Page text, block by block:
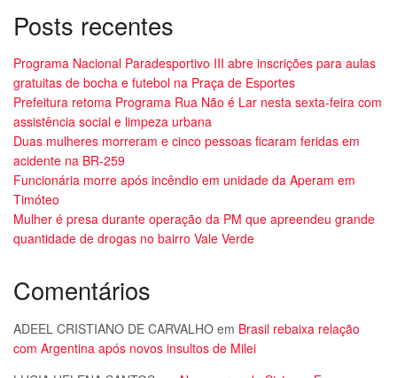
Posts recentes
Programa Nacional Paradesportivo III abre inscrições para aulas
gratuitas de bocha e futebol na Praça de Esportes
Prefeitura retoma Programa Rua Não é Lar nesta sexta-feira com
assistência social e limpeza urbana
Duas mulheres morreram e cinco pessoas ficaram feridas em
acidente na BR-259
Funcionária morre após incêndio em unidade da Aperam em
Timóteo
Mulher é presa durante operação da PM que apreendeu grande
quantidade de drogas no bairro Vale Verde
Comentários
ADEEL CRISTIANO DE CARVALHO em Brasil rebaixa relação
com Argentina após novos insultos de Milei